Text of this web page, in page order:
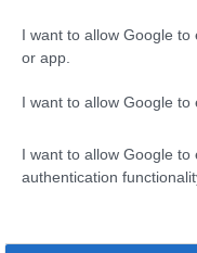
I want to allow Google
or app.
I want to allow Google to
I want to allow Google
authentication